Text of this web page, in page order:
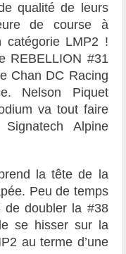
qualité de leurs
de course à
catégorie LMP2 !
REBELLION #31
Chan DC Racing
Nelson Piquet
va tout faire
Alpine
la tête de la
Peu de temps
de doubler la #38
se hisser sur la
au terme d’une